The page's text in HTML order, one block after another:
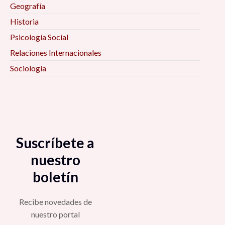
Geografía
Historia
Psicología Social
Relaciones Internacionales
Sociología
Suscríbete a
nuestro
boletín
Recibe novedades de
nuestro portal